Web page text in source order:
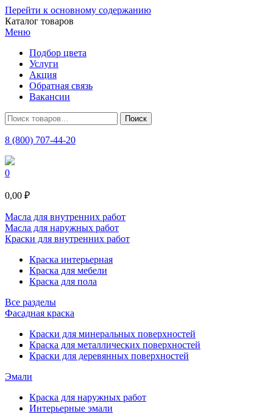
Перейти к основному содержанию
Каталог товаров
Меню
Подбор цвета
Услуги
Акция
Обратная связь
Вакансии
8 (800) 707-44-20
0
0,00 ₽
Масла для внутренних работ
Масла для наружных работ
Краски для внутренних работ
Краска интерьерная
Краска для мебели
Краска для пола
Все разделы
Фасадная краска
Краски для минеральных поверхностей
Краска для металлических поверхностей
Краски для деревянных поверхностей
Эмали
Краска для наружных работ
Интерьерные эмали